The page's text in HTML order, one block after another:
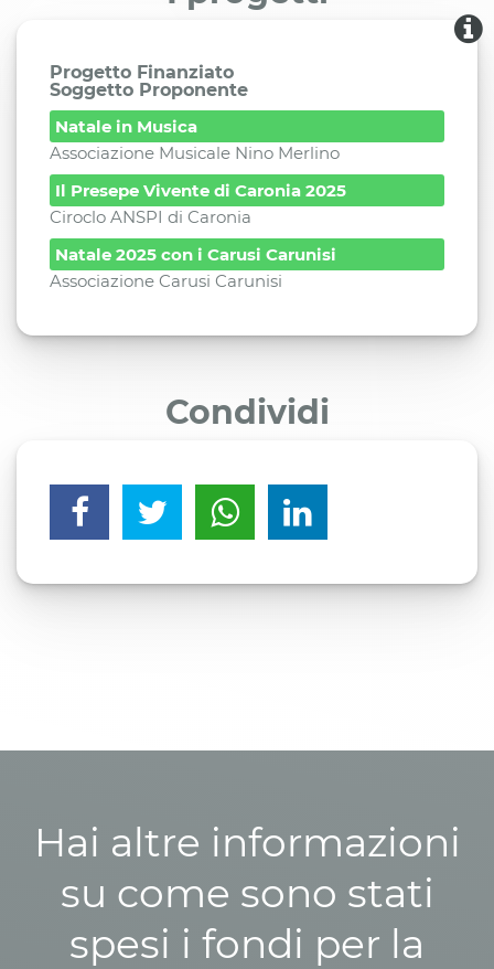
Progetto Finanziato
Soggetto Proponente
Natale in Musica
Associazione Musicale Nino Merlino
Il Presepe Vivente di Caronia 2025
Ciroclo ANSPI di Caronia
Natale 2025 con i Carusi Carunisi
Associazione Carusi Carunisi
Condividi
Hai altre informazioni
su come sono stati
spesi i fondi per la